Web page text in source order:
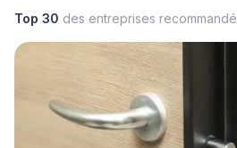
Top 30 des entreprises